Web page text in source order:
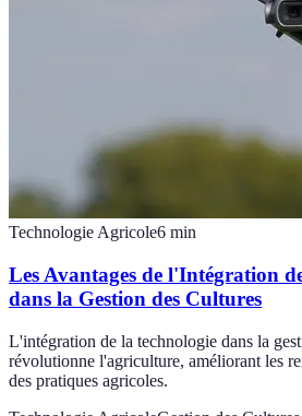
Technologie Agricole6 min
Les Avantages de l'Intégration
dans la Gestion des Cultures
L'intégration de la technologie dans la
révolutionne l'agriculture, améliorant les
des pratiques agricoles.